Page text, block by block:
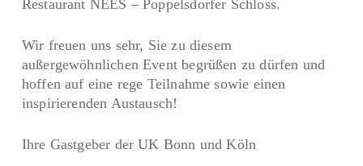
Restaurant NEES – Poppelsdorfer Schloss.
Wir freuen uns sehr, Sie zu diesem
außergewöhnlichen Event begrüßen zu dürfen und
hoffen auf eine rege Teilnahme sowie einen
inspirierenden Austausch!
Ihre Gastgeber der UK Bonn und Köln